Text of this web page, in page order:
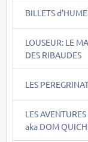
BILLETS
LOUSEUR: LE
DES RIBAUDES
LES
LES
aka DOM